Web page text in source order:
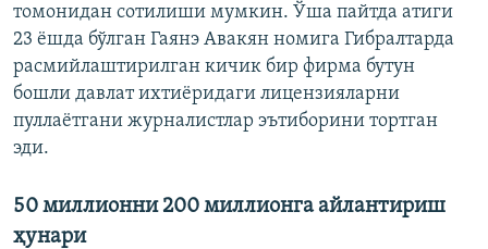
томонидан сотилиши мумкин. Ўша пайтда атиги
23 ёшда бўлган Гаянэ Авакян номига Гибралтарда
расмийлаштирилган кичик бир фирма бутун
бошли давлат ихтиёридаги лицензияларни
пуллаётгани журналистлар эътиборини тортган
эди.
50 миллионни 200 миллионга айлантириш
ҳунари